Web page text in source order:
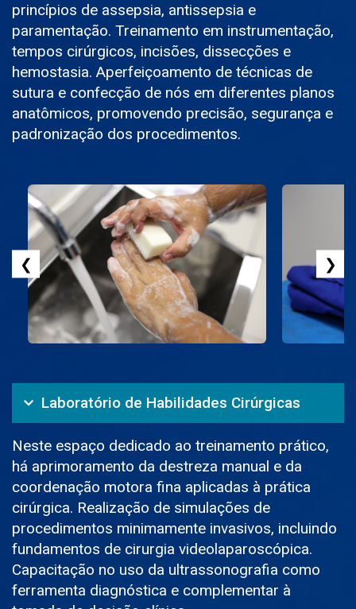
princípios de assepsia, antissepsia e
paramentação. Treinamento em instrumentação,
tempos cirúrgicos, incisões, dissecções e
hemostasia. Aperfeiçoamento de técnicas de
sutura e confecção de nós em diferentes planos
anatômicos, promovendo precisão, segurança e
padronização dos procedimentos.
❮ ❯
Laboratório de Habilidades Cirúrgicas
Neste espaço dedicado ao treinamento prático,
há aprimoramento da destreza manual e da
coordenação motora fina aplicadas à prática
cirúrgica. Realização de simulações de
procedimentos minimamente invasivos, incluindo
fundamentos de cirurgia videolaparoscópica.
Capacitação no uso da ultrassonografia como
ferramenta diagnóstica e complementar à